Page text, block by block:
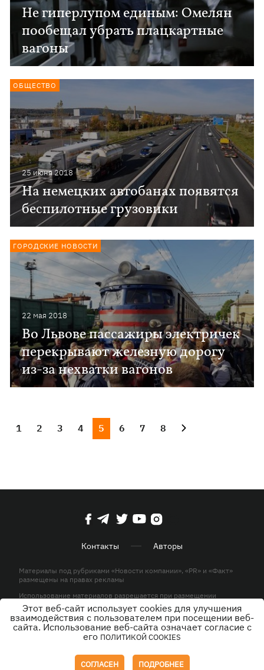
Не гиперлупом единым: Омелян
пообещал убрать плацкартные
вагоны
25 июня 2018
На немецких автобанах появятся
беспилотные грузовики
ОБЩЕСТВО
22 мая 2018
Во Львове пассажиры электричек
перекрывают железную дорогу
из-за нехватки вагонов
ГОРОДСКИЕ НОВОСТИ
1 2 3 4 5 6 7 8
Контакты Авторы
Материалы под рубриками «Новости компании», «PR» и «Факт»
размещены на правах рекламы
Использование материалов разрешается при размещении
активной гиперссылки на KP.UA в первом абзаце.
© ООО «ЮЛАВ МЕДИА»,2026. Все права защищены.
Этот веб-сайт использует cookies для улучшения
взаимодействия с пользователем при посещении веб-
сайта. Использование веб-сайта означает согласие с
его ПОЛИТИКОЙ COOKIES
СОГЛАСЕН ПОДРОБНЕЕ